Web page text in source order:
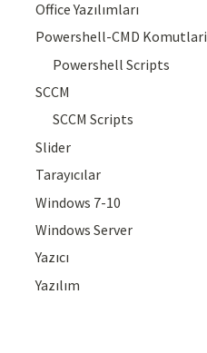
Office Yazılımları
Powershell-CMD Komutlari
Powershell Scripts
SCCM
SCCM Scripts
Slider
Tarayıcılar
Windows 7-10
Windows Server
Yazıcı
Yazılım